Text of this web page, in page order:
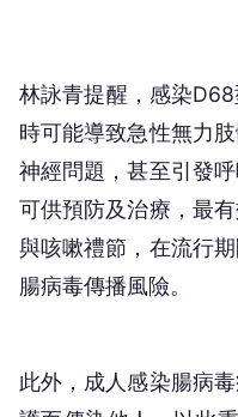
林詠青提醒，感染
時可能導致急性無力
神經問題，甚至引發
可供預防及治療，最
與咳嗽禮節，在流行
腸病毒傳播風險。
此外，成人感染腸病